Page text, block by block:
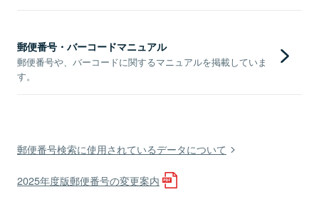
郵便番号・バーコードマニュアル
郵便番号や、バーコードに関するマニュアルを掲載していま
す。
郵便番号検索に使用されているデータについて
2025年度版郵便番号の変更案内